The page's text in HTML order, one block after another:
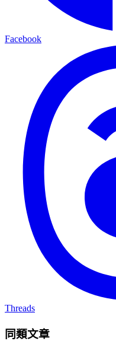
Facebook
Threads
同類文章